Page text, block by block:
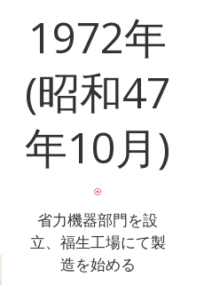
1972年
(昭和47
年10月)
省力機器部門を設
立、福生工場にて製
造を始める